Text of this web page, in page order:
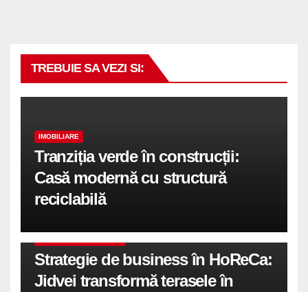
TREBUIE SA VEZI SI:
IMOBILIARE
Tranziția verde în construcții:
Casă modernă cu structură
reciclabilă
Strategie de business în HoReCa:
Jidvei transformă terasele în